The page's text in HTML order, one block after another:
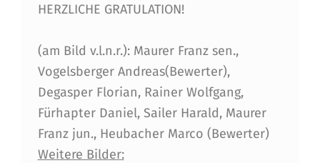
I
N
S
I
L
B
HERZLICHE GRATULATION!
(am Bild v.l.n.r.): Maurer Franz sen.,
Vogelsberger Andreas(Bewerter),
Degasper Florian, Rainer Wolfgang,
Fürhapter Daniel, Sailer Harald, Maurer
Franz jun., Heubacher Marco (Bewerter)
Weitere Bilder: